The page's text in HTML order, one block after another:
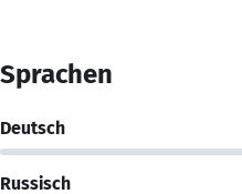
Sprachen
Deutsch
Russisch